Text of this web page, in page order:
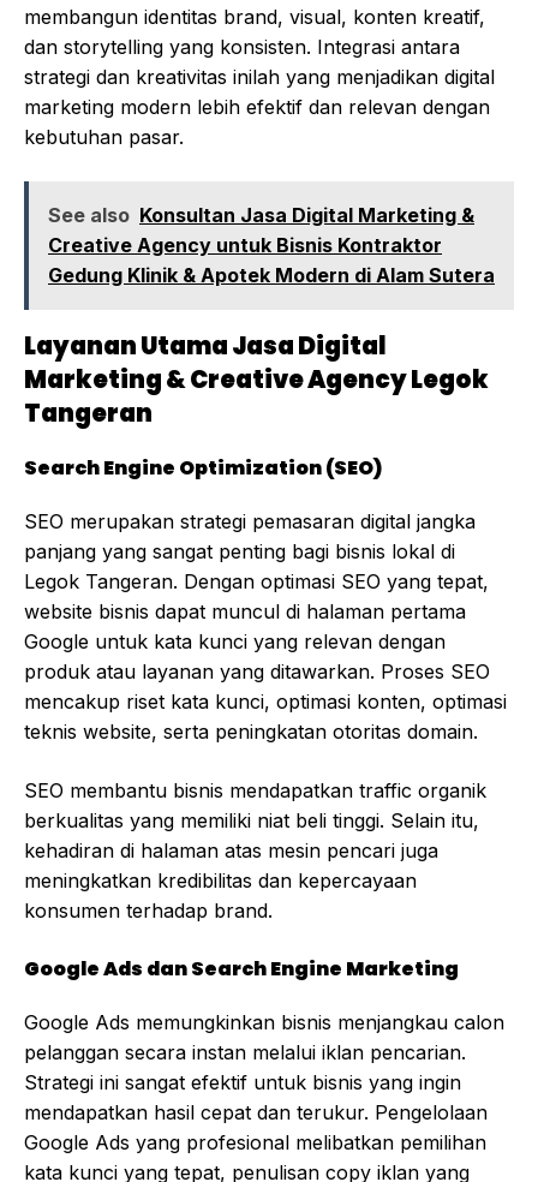
membangun identitas brand, visual, konten kreatif,
dan storytelling yang konsisten. Integrasi antara
strategi dan kreativitas inilah yang menjadikan digital
marketing modern lebih efektif dan relevan dengan
kebutuhan pasar.
See also Konsultan Jasa Digital Marketing &
Creative Agency untuk Bisnis Kontraktor
Gedung Klinik & Apotek Modern di Alam Sutera
Layanan Utama Jasa Digital
Marketing & Creative Agency Legok
Tangeran
Search Engine Optimization (SEO)
SEO merupakan strategi pemasaran digital jangka
panjang yang sangat penting bagi bisnis lokal di
Legok Tangeran. Dengan optimasi SEO yang tepat,
website bisnis dapat muncul di halaman pertama
Google untuk kata kunci yang relevan dengan
produk atau layanan yang ditawarkan. Proses SEO
mencakup riset kata kunci, optimasi konten, optimasi
teknis website, serta peningkatan otoritas domain.
SEO membantu bisnis mendapatkan traffic organik
berkualitas yang memiliki niat beli tinggi. Selain itu,
kehadiran di halaman atas mesin pencari juga
meningkatkan kredibilitas dan kepercayaan
konsumen terhadap brand.
Google Ads dan Search Engine Marketing
Google Ads memungkinkan bisnis menjangkau calon
pelanggan secara instan melalui iklan pencarian.
Strategi ini sangat efektif untuk bisnis yang ingin
mendapatkan hasil cepat dan terukur. Pengelolaan
Google Ads yang profesional melibatkan pemilihan
kata kunci yang tepat, penulisan copy iklan yang